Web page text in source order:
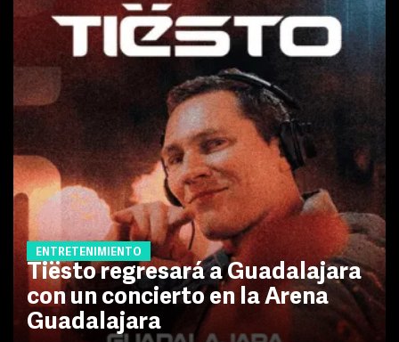
ENTRETENIMIENTO
Tiësto regresará a Guadalajara
con un concierto en la Arena
Guadalajara